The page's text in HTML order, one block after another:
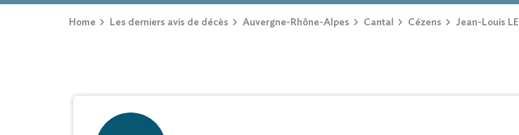
Home Les derniers avis de décès Auvergne-Rhône-Alpes Cantal Cézens Jean-Louis